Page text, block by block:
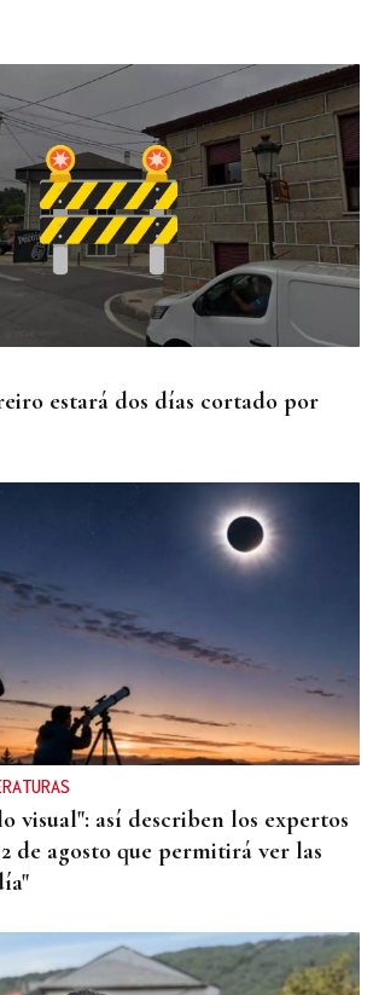
cero” para o censo das aves galegas
estará dos días cortado por
visual": así describen los expertos
de agosto que permitirá ver las